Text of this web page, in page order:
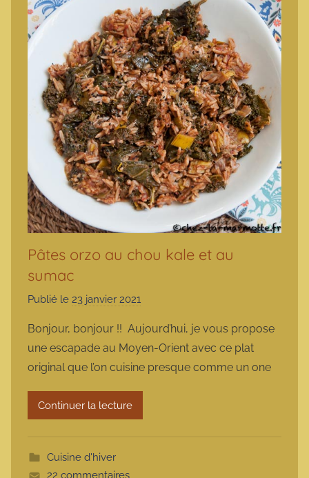
Pâtes orzo au chou kale et au
sumac
Publié le 23 janvier 2021
r
m
a
r
Bonjour, bonjour !! Aujourd’hui, je vous propose
une escapade au Moyen-Orient avec ce plat
original que l’on cuisine presque comme un one
Continuer la lecture
Cuisine d'hiver
22 commentaires